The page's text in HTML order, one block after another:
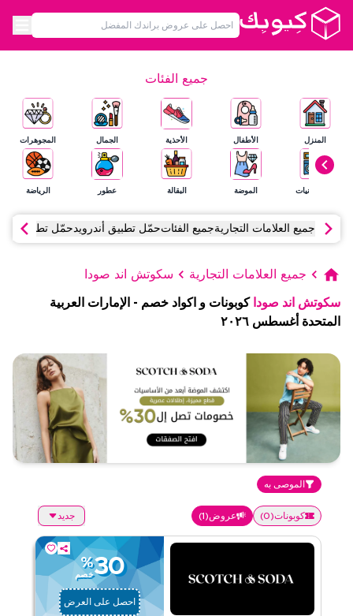
جميع الفئات
المنزل
الإلكترونيات
الأطفال
الموضة
الأحذية
البقالة
الجمال
عطور
المجوهرات
الرياضة
جميع العلامات التجاريةجميع الفئاتحمّل تطبيق أندرويدحمّل تطبيق آي
جميع العلامات التجارية سكوتش اند صودا
سكوتش اند صودا كوبونات و اكواد خصم - الإمارات العربية
المتحدة أغسطس ٢٠٢٦
الموصى به
كوبونات(
0
) عروض(
1
) جديد
30
%
خصم
احصل على العرض